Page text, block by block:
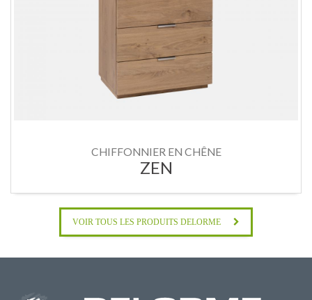
CHIFFONNIER EN CHÊNE
ZEN
VOIR TOUS LES PRODUITS DELORME